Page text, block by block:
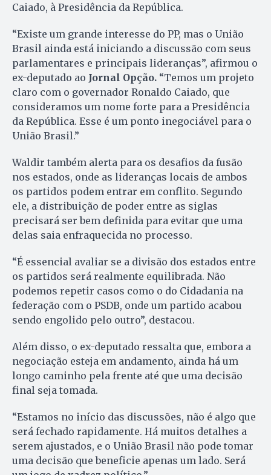
Caiado, à Presidência da República.
“Existe um grande interesse do PP, mas o União
Brasil ainda está iniciando a discussão com seus
parlamentares e principais lideranças”, afirmou o
ex-deputado ao Jornal Opção. “Temos um projeto
claro com o governador Ronaldo Caiado, que
consideramos um nome forte para a Presidência
da República. Esse é um ponto inegociável para o
União Brasil.”
Waldir também alerta para os desafios da fusão
nos estados, onde as lideranças locais de ambos
os partidos podem entrar em conflito. Segundo
ele, a distribuição de poder entre as siglas
precisará ser bem definida para evitar que uma
delas saia enfraquecida no processo.
“É essencial avaliar se a divisão dos estados entre
os partidos será realmente equilibrada. Não
podemos repetir casos como o do Cidadania na
federação com o PSDB, onde um partido acabou
sendo engolido pelo outro”, destacou.
Além disso, o ex-deputado ressalta que, embora a
negociação esteja em andamento, ainda há um
longo caminho pela frente até que uma decisão
final seja tomada.
“Estamos no início das discussões, não é algo que
será fechado rapidamente. Há muitos detalhes a
serem ajustados, e o União Brasil não pode tomar
uma decisão que beneficie apenas um lado. Será